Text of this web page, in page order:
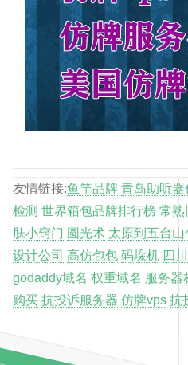
友情链接:鱼竿品牌 青岛助听器
检测 世界箱包品牌排行榜 常熟
肤小窍门 圆光术 太原到五台山
设计公司 高仿包包 码垛机 四
godaddy域名 权重域名 服务器
购买 抗投诉服务器 仿牌vps 抗